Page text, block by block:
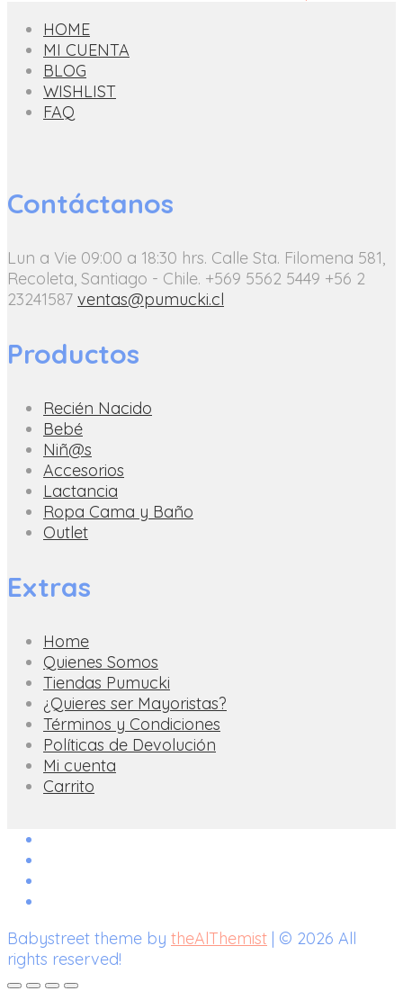
HOME
MI CUENTA
BLOG
WISHLIST
FAQ
Contáctanos
Lun a Vie 09:00 a 18:30 hrs. Calle Sta. Filomena 581,
Recoleta, Santiago - Chile. +569 5562 5449 +56 2
23241587 ventas@pumucki.cl
Productos
Recién Nacido
Bebé
Niñ@s
Accesorios
Lactancia
Ropa Cama y Baño
Outlet
Extras
Home
Quienes Somos
Tiendas Pumucki
¿Quieres ser Mayoristas?
Términos y Condiciones
Políticas de Devolución
Mi cuenta
Carrito
Babystreet theme by theAlThemist | © 2026 All
rights reserved!